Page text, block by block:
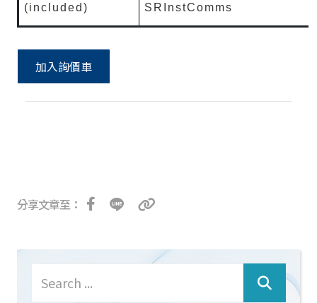
(included)
SRInstComms
加入詢價車
分享文章至：